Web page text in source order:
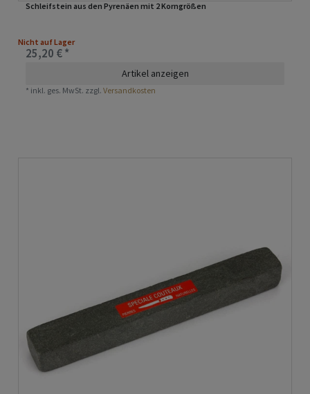
Schleifstein aus den Pyrenäen mit 2 Korngrößen
Nicht auf Lager
25,20 € *
Artikel anzeigen
* inkl. ges. MwSt. zzgl.Versandkosten